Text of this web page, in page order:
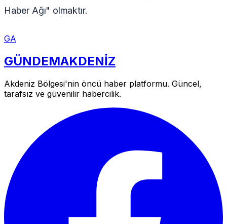
Haber Ağı" olmaktır.
GA
GÜNDEMAKDENİZ
Akdeniz Bölgesi'nin öncü haber platformu. Güncel,
tarafsız ve güvenilir habercilik.